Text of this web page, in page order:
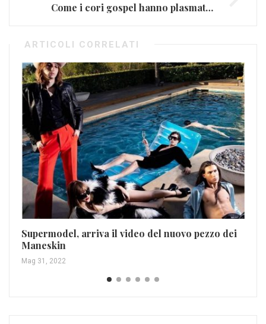
Come i cori gospel hanno plasmato il soul e l’R&B
ARTICOLI CORRELATI
Supermodel, arriva il video del nuovo pezzo dei
Maneskin
Mag 31, 2022